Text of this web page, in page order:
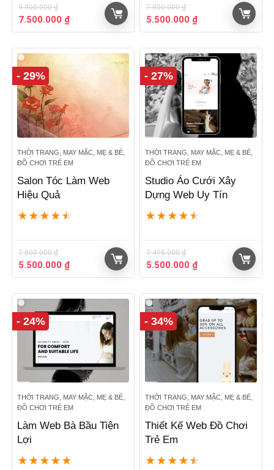
9.900.000₫
Giá
gốc
9.900.000 ₫.
7.500.000 ₫Giá
hiện
7.500.000 ₫.
7.800.000₫
Giá
gốc
7.800.000 ₫.
5.500.000 ₫Giá
hiện
là:
5.500.000 ₫.
- 29%
THỜI TRANG, MAY MẶC, MẸ & BÉ,
ĐỒ CHƠI TRẺ EM
Salon Tóc Làm Web
Hiệu Quả
★ ★ ★ ★ ★
7.800.000₫
Giá
gốc
7.800.000 ₫.
5.500.000 ₫Giá
hiện
là:
5.500.000 ₫.
- 27%
THỜI TRANG, MAY MẶC, MẸ & BÉ,
ĐỒ CHƠI TRẺ EM
Studio Áo Cưới Xây
Dựng Web Uy Tín
★ ★ ★ ★ ★
7.495.000₫
Giá
gốc
7.495.000 ₫.
5.500.000 ₫Giá
hiện
là:
5.500.000 ₫.
- 24%
THỜI TRANG, MAY MẶC, MẸ & BÉ,
ĐỒ CHƠI TRẺ EM
Làm Web Bà Bầu Tiện
Lợi
★ ★ ★ ★ ★
- 34%
THỜI TRANG, MAY MẶC, MẸ & BÉ,
ĐỒ CHƠI TRẺ EM
Thiết Kế Web Đồ Chơi
Trẻ Em
★ ★ ★ ★ ★